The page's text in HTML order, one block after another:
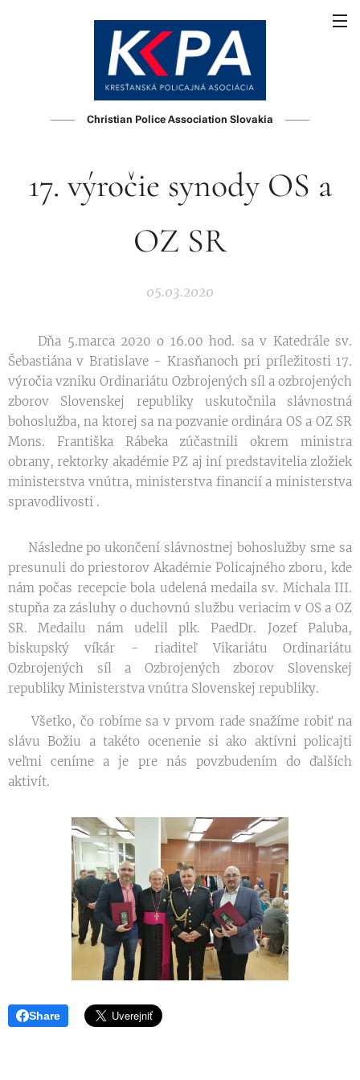
Christian Police Association Slovakia
17. výročie synody OS a
OZ SR
05.03.2020
Dňa 5.marca 2020 o 16.00 hod. sa v Katedrále sv.
Šebastiána v Bratislave - Krasňanoch pri príležitosti 17.
výročia vzniku Ordinariátu Ozbrojených síl a ozbrojených
zborov Slovenskej republiky uskutočnila slávnostná
bohoslužba, na ktorej sa na pozvanie ordinára OS a OZ SR
Mons. Františka Rábeka zúčastnili okrem ministra
obrany, rektorky akadémie PZ aj iní predstavitelia zložiek
ministerstva vnútra, ministerstva financií a ministerstva
spravodlivosti .
Následne po ukončení slávnostnej bohoslužby sme sa
presunuli do priestorov Akadémie Policajného zboru, kde
nám počas recepcie bola udelená medaila sv. Michala III.
stupňa za zásluhy o duchovnú službu veriacim v OS a OZ
SR. Medailu nám udelil plk. PaedDr. Jozef Paluba,
biskupský víkár - riaditeľ Vikariátu Ordinariátu
Ozbrojených síl a Ozbrojených zborov Slovenskej
republiky Ministerstva vnútra Slovenskej republiky.
Všetko, čo robíme sa v prvom rade snažíme robiť na
slávu Božiu a takéto ocenenie si ako aktívni policajti
veľmi ceníme a je pre nás povzbudením do ďalších
aktivít.
Share